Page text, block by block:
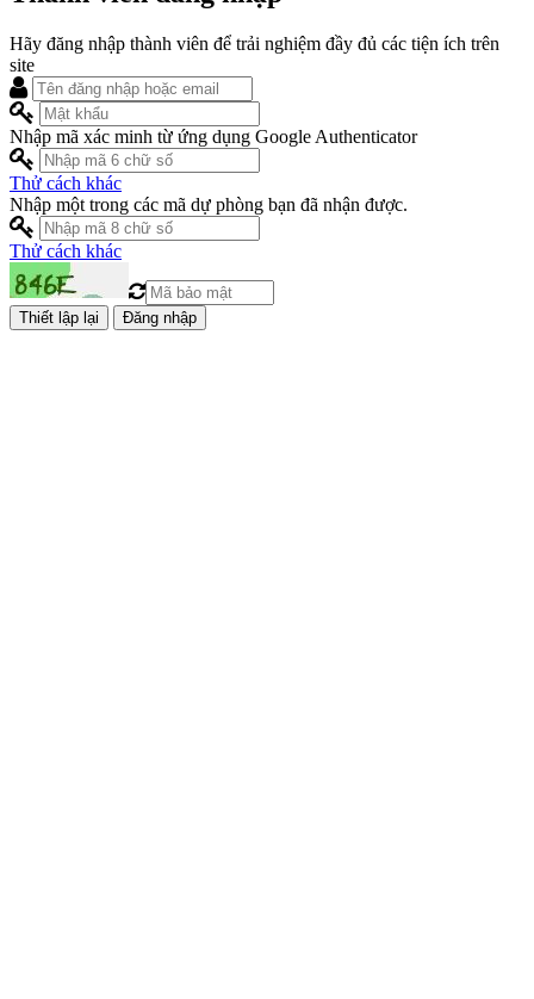
Hãy đăng nhập thành viên để trải nghiệm đầy đủ các tiện ích trên
site
Nhập mã xác minh từ ứng dụng Google Authenticator
Thử cách khác
Nhập một trong các mã dự phòng bạn đã nhận được.
Thử cách khác
Đăng nhập